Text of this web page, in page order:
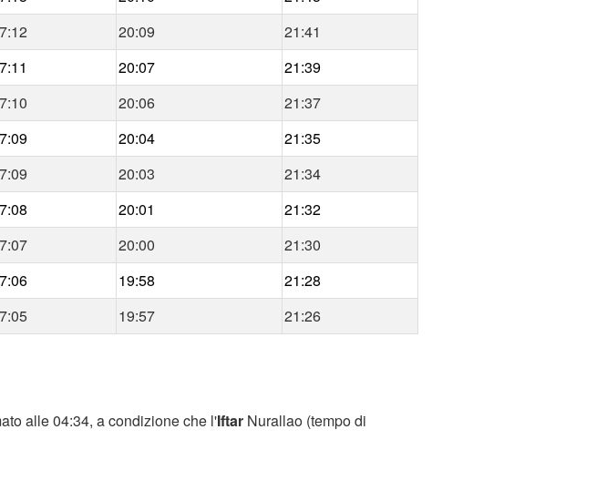
20:09
21:41
20:07
21:39
20:06
21:37
20:04
21:35
20:03
21:34
20:01
21:32
20:00
21:30
19:58
21:28
19:57 21:26
alle 04:34, a condizione che l'Iftar Nurallao (tempo di